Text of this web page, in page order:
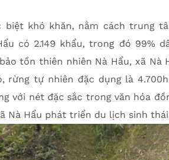
biệt khó khăn, nằm cách trung
có 2.149 khẩu, trong đó 99%
tồn thiên nhiên Nà Hẩu, xã
rừng tự nhiên đặc dụng là
với nét đặc sắc trong văn hóa
Nà Hẩu phát triển du lịch sinh